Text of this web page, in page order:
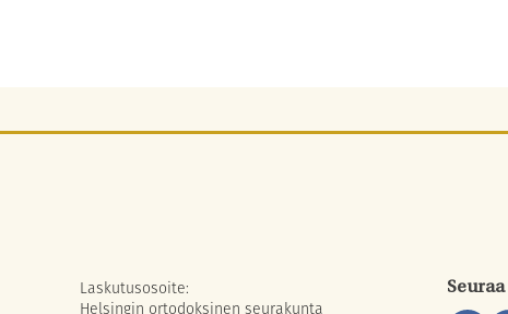
Laskutusosoite:
Helsingin ortodoksinen seurakunta